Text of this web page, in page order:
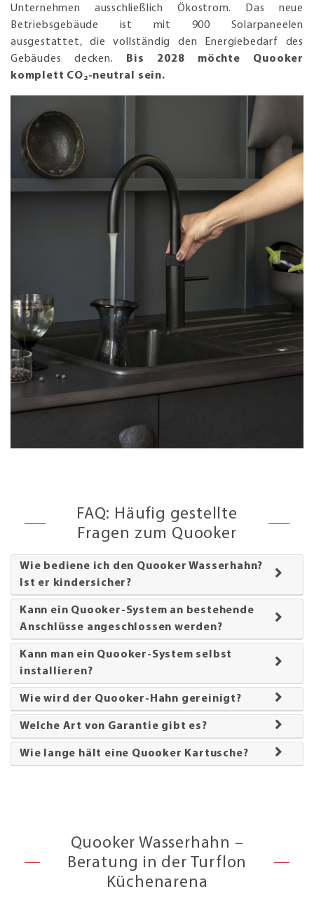
Unternehmen ausschließlich Ökostrom. Das neue
Betriebsgebäude ist mit 900 Solarpaneelen
ausgestattet, die vollständig den Energiebedarf des
Gebäudes decken. Bis 2028 möchte Quooker
komplett CO₂-neutral sein.
FAQ: Häufig gestellte
Fragen zum Quooker
Wie bediene ich den Quooker Wasserhahn?
Ist er kindersicher?
Kann ein Quooker-System an bestehende
Anschlüsse angeschlossen werden?
Kann man ein Quooker-System selbst
installieren?
Wie wird der Quooker-Hahn gereinigt?
Welche Art von Garantie gibt es?
Wie lange hält eine Quooker Kartusche?
Quooker Wasserhahn –
Beratung in der Turflon
Küchenarena